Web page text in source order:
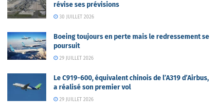
révise ses prévisions
30 JUILLET 2026
Boeing toujours en perte mais le redressement se
poursuit
29 JUILLET 2026
Le C919-600, équivalent chinois de l’A319 d’Airbus,
a réalisé son premier vol
29 JUILLET 2026